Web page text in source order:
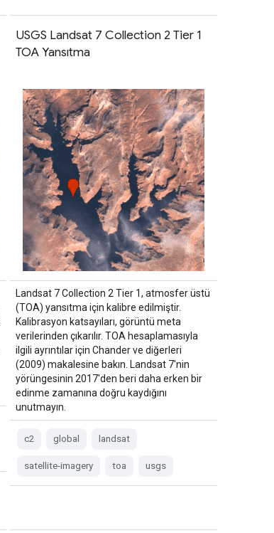
USGS Landsat 7 Collection 2 Tier 1
TOA Yansıtma
Landsat 7 Collection 2 Tier 1, atmosfer üstü
(TOA) yansıtma için kalibre edilmiştir.
Kalibrasyon katsayıları, görüntü meta
verilerinden çıkarılır. TOA hesaplamasıyla
ilgili ayrıntılar için Chander ve diğerleri
(2009) makalesine bakın. Landsat 7'nin
yörüngesinin 2017'den beri daha erken bir
edinme zamanına doğru kaydığını
unutmayın.
c2 global landsat
satellite-imagery toa usgs